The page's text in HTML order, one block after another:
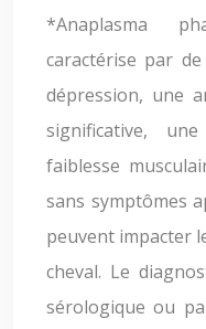
*Anaplasma
caractérise par de
dépression, une
significative,
faiblesse
sans symptômes
peuvent impacter
cheval. Le
sérologique ou